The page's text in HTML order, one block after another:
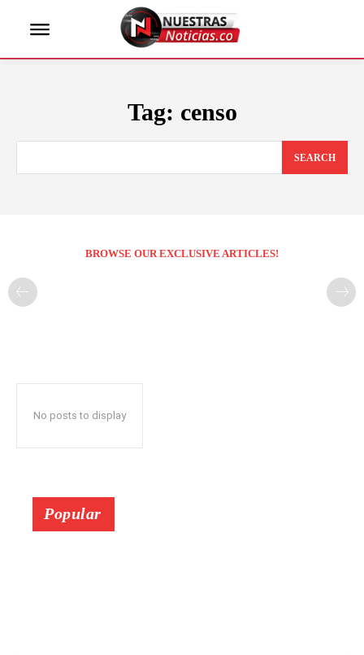
Tag: censo
SEARCH
BROWSE OUR EXCLUSIVE ARTICLES!
No posts to display
Popular